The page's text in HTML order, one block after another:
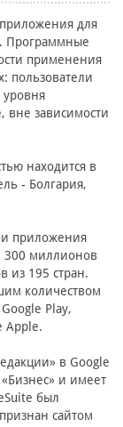
для
Программные
применения
пользователи
уровня
вне зависимости
находится в
- Болгария,
приложения
300 миллионов
из 195 стран.
количеством
Play,
Apple.
в Google
и имеет
был
сайтом